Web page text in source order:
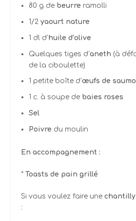
80 g de beurre ramolli
1/2 yaourt nature
1 dl d’huile d’olive
Quelques tiges d’aneth (à
de la ciboulette)
1 petite boîte d’œufs de
1 c. à soupe de baies roses
Sel
Poivre du moulin
En accompagnement :
* Toasts de pain grillé
Si vous voulez faire une chantilly
: